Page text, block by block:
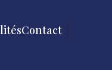
Contact